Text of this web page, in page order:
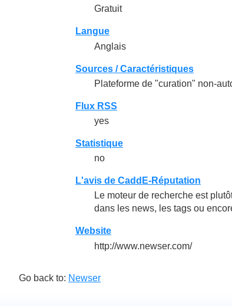
Gratuit
Langue
Anglais
Sources / Caractéristiques
Plateforme de "curation" non-
Flux RSS
yes
Statistique
no
L'avis de CaddE-Réputation
Le moteur de recherche est
dans les news, les tags ou
Website
http://www.newser.com/
Go back to: Newser